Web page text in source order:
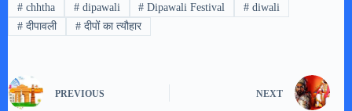
#chhtha #dipawali # Dipawali Festival # diwali
#दीपावली #दीपों का त्यौहार
PREVIOUS NEXT